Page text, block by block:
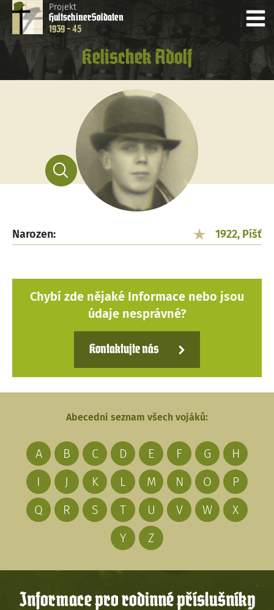
Projekt
HultschinerSoldaten
1939 - 45
Kelischek Adolf
Narozen: 1922, Píšť
Chybí zde nějaké Informace nebo jsou
údaje nesprávné?
Kontaktujte nás
Abecední seznam všech vojáků:
A B C D E F G
H
I
J K L M N O
P
Q
R S T U V W
X
Y
Z
Informace pro rodinné příslušníky